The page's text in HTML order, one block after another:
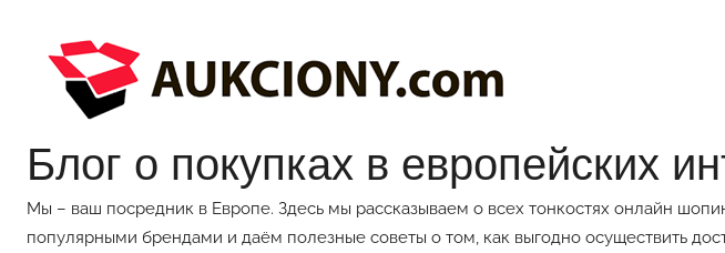
содержимому
Блог о покупках в европейских
Мы – ваш посредник в Европе. Здесь мы рассказываем о всех тонкостях онлайн
популярными брендами и даём полезные советы о том, как выгодно осуществить